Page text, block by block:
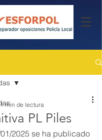
PL Piles
1 min de lectura
2025 se ha publicado